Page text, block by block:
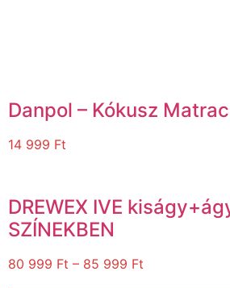
Danpol – Kókusz
14 999 Ft
DREWEX IVE
SZÍNEKBEN
80 999 Ft – 85 999 Ft